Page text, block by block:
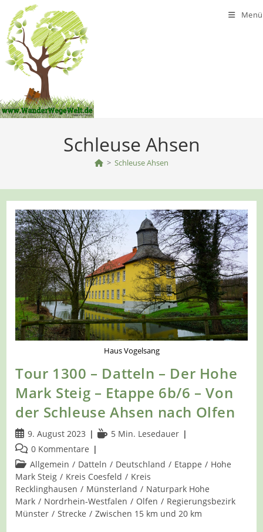
Inhalt
springen
Menü
Schleuse Ahsen
> Schleuse Ahsen
Haus Vogelsang
Tour 1300 – Datteln – Der Hohe
Mark Steig – Etappe 6b/6 – Von
der Schleuse Ahsen nach Olfen
Beitrag
veröffentlicht:
9. August 2023 Lesedauer:
5 Min. Lesedauer
Beitrags-
Kommentare:
0 Kommentare
Beitrags-
Kategorie:
Allgemein / Datteln / Deutschland / Etappe / Hohe
Mark Steig / Kreis Coesfeld / Kreis
Recklinghausen / Münsterland / Naturpark Hohe
Mark / Nordrhein-Westfalen / Olfen / Regierungsbezirk
Münster / Strecke / Zwischen 15 km und 20 km